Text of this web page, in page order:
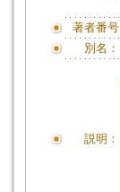
著者番号
別名：
説明：